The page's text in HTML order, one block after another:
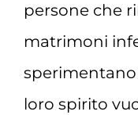
persone che
matrimoni
sperimentano
loro spirito